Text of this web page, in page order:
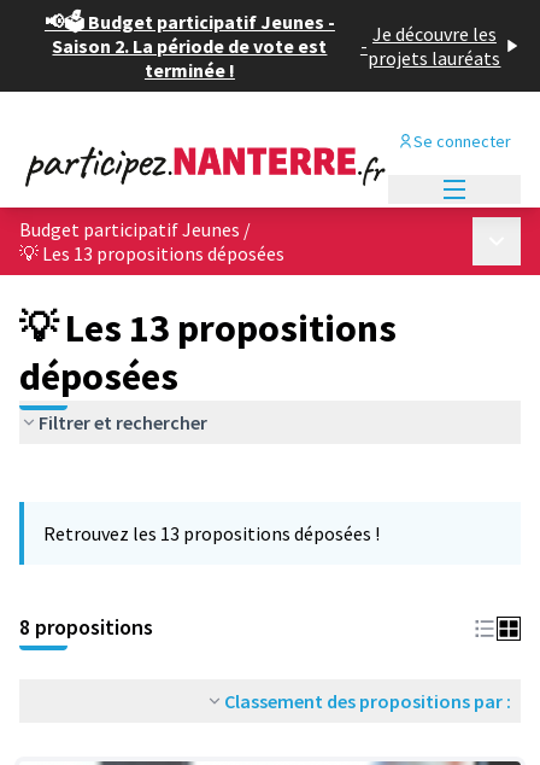
📢🗳️ Budget participatif Jeunes -
Saison 2. La période de vote est
terminée !
- Je découvre les
projets lauréats
Se connecter
Budget participatif Jeunes /
💡 Les 13 propositions déposées
💡 Les 13 propositions
déposées
Filtrer et rechercher
−
Retrouvez les 13 propositions déposées !
8 propositions
Classement des propositions par :